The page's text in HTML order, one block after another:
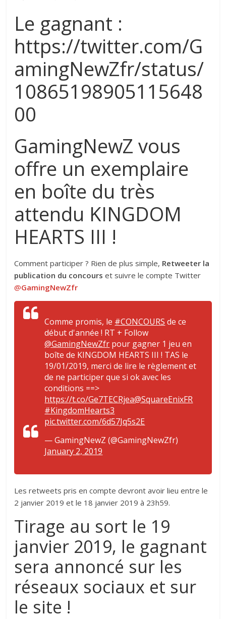
Le gagnant :
https://twitter.com/G
amingNewZfr/status/
10865198905115648
00
GamingNewZ vous
offre un exemplaire
en boîte du très
attendu KINGDOM
HEARTS III !
Comment participer ? Rien de plus simple, Retweeter la
publication du concours et suivre le compte Twitter
@GamingNewZfr
Comme promis, le #CONCOURS de ce
début d'année ! RT + Follow
@GamingNewZfr pour gagner 1 jeu en
boîte de KINGDOM HEARTS III ! TAS le
19/01/2019, merci de lire le règlement et
de ne participer que si ok avec les
conditions ==>
https://t.co/Ge7TECRjea@SquareEnixFR
#KingdomHearts3
pic.twitter.com/6d57Jq5s2E
— GamingNewZ (@GamingNewZfr)
January 2, 2019
Les retweets pris en compte devront avoir lieu entre le
2 janvier 2019 et le 18 janvier 2019 à 23h59.
Tirage au sort le 19
janvier 2019, le gagnant
sera annoncé sur les
réseaux sociaux et sur
le site !